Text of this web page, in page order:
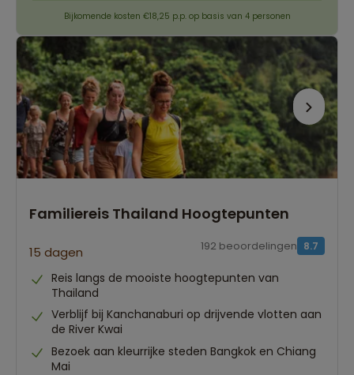
Bijkomende kosten €18,25 p.p. op basis van 4 personen
Familiereis Thailand Hoogtepunten
15 dagen 8.7
192 beoordelingen
Reis langs de mooiste hoogtepunten van
Thailand
Verblijf bij Kanchanaburi op drijvende vlotten aan
de River Kwai
Bezoek aan kleurrijke steden Bangkok en Chiang
Mai